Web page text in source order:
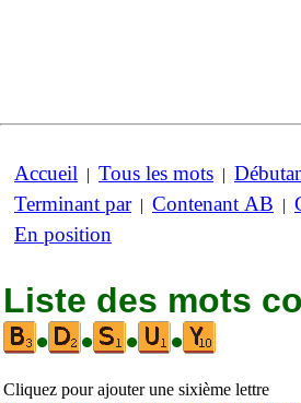
Accueil | Tous les mots |
Terminant par| Contenant AB |
En position
Liste des mots
•
• • •
Cliquez pour ajouter une sixième lettre